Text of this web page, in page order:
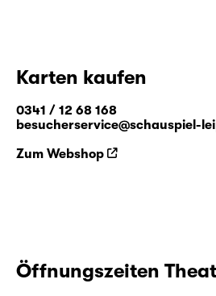
Karten kaufen
0341 / 12 68 168
besucherservice@schauspiel-
Zum Webshop
Öffnungszeiten